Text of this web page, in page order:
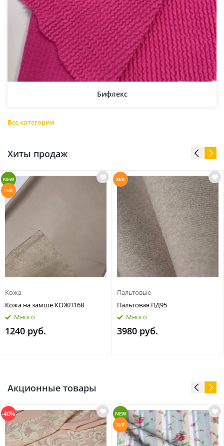
Бифлекс
Все категории
Хиты продаж
NEW
ХИТ
Кожа
Кожа на замше КОЖП168
Много
1240 руб.
ХИТ
Пальтовые
Пальтовая ПД95
Много
3980 руб.
Акционные товары
-40%
NEW
ХИТ